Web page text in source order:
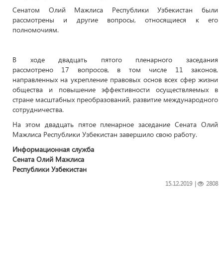
Сенатом Олий Мажлиса Республики Узбекистан были
рассмотрены и другие вопросы, относящиеся к его
полномочиям.
В ходе двадцать пятого пленарного заседания
рассмотрено 17 вопросов, в том числе 11 законов,
направленных на укрепление правовых основ всех сфер жизни
общества и повышение эффективности осуществляемых в
стране масштабных преобразований, развитие международного
сотрудничества.
На этом двадцать пятое пленарное заседание Сената Олий
Мажлиса Республики Узбекистан завершило свою работу.
Информационная служба
Сената Олий Мажлиса
Республики Узбекистан
| 2808
15.12.2019